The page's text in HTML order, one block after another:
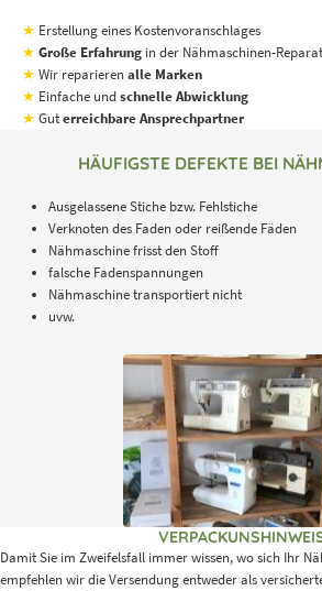
★ Erstellung eines Kostenvoranschlages
★ Große Erfahrung in der Nähmaschinen-
★ Wir reparierenalle Marken
★ Einfache undschnelle Abwicklung
★ Guterreichbare Ansprechpartner
HÄUFIGSTE DEFEKTE BEI
Ausgelassene Stiche bzw. Fehlstiche
Verknoten des Faden oder reißende Fäden
Nähmaschine frisst den Stoff
falsche Fadenspannungen
Nähmaschine transportiert nicht
uvw.
Damit Sie im Zweifelsfall immer wissen, wo sich Ihr
empfehlen wir die Versendung entweder als